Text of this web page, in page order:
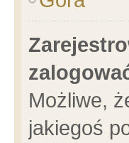
Możliwe,
jakiegoś